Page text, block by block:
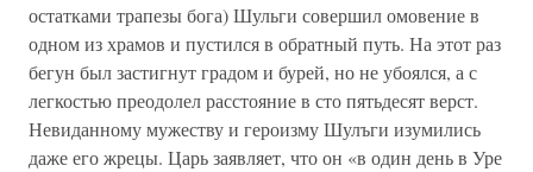
остатками трапезы бога) Шульги совершил омовение в
одном из храмов и пустился в обратный путь. На этот раз
бегун был застигнут градом и бурей, но не убоялся, а с
легкостью преодолел расстояние в сто пятьдесят верст.
Невиданному мужеству и героизму Шулъги изумились
даже его жрецы. Царь заявляет, что он «в один день в Уре